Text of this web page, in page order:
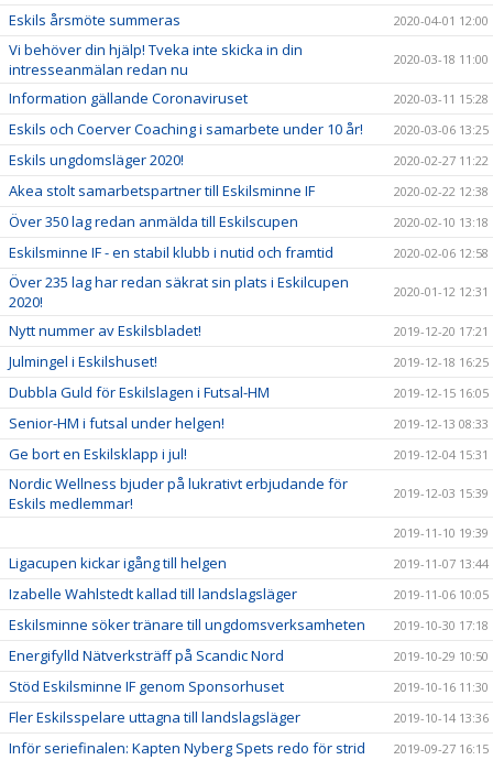
Eskils årsmöte summeras 2020-04-01 12:00
Vi behöver din hjälp! Tveka inte skicka in din
intresseanmälan redan nu
2020-03-18 11:00
Information gällande Coronaviruset 2020-03-11 15:28
Eskils och Coerver Coaching i samarbete under 10 år! 2020-03-06 13:25
Eskils ungdomsläger 2020! 2020-02-27 11:22
Akea stolt samarbetspartner till Eskilsminne IF 2020-02-22 12:38
Över 350 lag redan anmälda till Eskilscupen 2020-02-10 13:18
Eskilsminne IF - en stabil klubb i nutid och framtid 2020-02-06 12:58
Över 235 lag har redan säkrat sin plats i Eskilcupen
2020!
2020-01-12 12:31
Nytt nummer av Eskilsbladet! 2019-12-20 17:21
Julmingel i Eskilshuset! 2019-12-18 16:25
Dubbla Guld för Eskilslagen i Futsal-HM 2019-12-15 16:05
Senior-HM i futsal under helgen! 2019-12-13 08:33
Ge bort en Eskilsklapp i jul! 2019-12-04 15:31
Nordic Wellness bjuder på lukrativt erbjudande för
Eskils medlemmar!
2019-12-03 15:39
2019-11-10 19:39
Ligacupen kickar igång till helgen 2019-11-07 13:44
Izabelle Wahlstedt kallad till landslagsläger 2019-11-06 10:05
Eskilsminne söker tränare till ungdomsverksamheten 2019-10-30 17:18
Energifylld Nätverksträff på Scandic Nord 2019-10-29 10:50
Stöd Eskilsminne IF genom Sponsorhuset 2019-10-16 11:30
Fler Eskilsspelare uttagna till landslagsläger 2019-10-14 13:36
Inför seriefinalen: Kapten Nyberg Spets redo för strid 2019-09-27 16:15